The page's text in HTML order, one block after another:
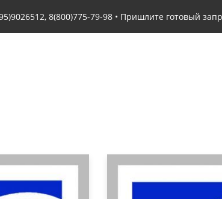
8(800)775-79-98 • Пришлите готовый